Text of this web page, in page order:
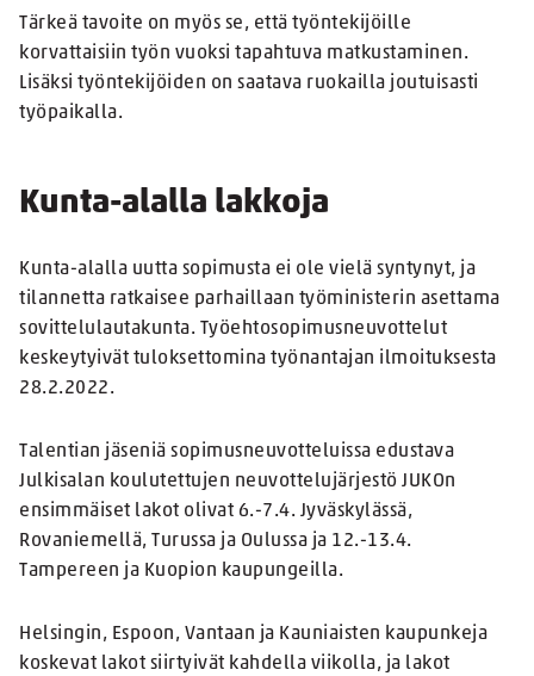
Tärkeä tavoite on myös se, että työntekijöille
korvattaisiin työn vuoksi tapahtuva matkustaminen.
Lisäksi työntekijöiden on saatava ruokailla joutuisasti
työpaikalla.
Kunta-alalla lakkoja
Kunta-alalla uutta sopimusta ei ole vielä syntynyt, ja
tilannetta ratkaisee parhaillaan työministerin asettama
sovittelulautakunta. Työehtosopimusneuvottelut
keskeytyivät tuloksettomina työnantajan ilmoituksesta
28.2.2022.
Talentian jäseniä sopimusneuvotteluissa edustava
Julkisalan koulutettujen neuvottelujärjestö JUKOn
ensimmäiset lakot olivat 6.-7.4. Jyväskylässä,
Rovaniemellä, Turussa ja Oulussa ja 12.-13.4.
Tampereen ja Kuopion kaupungeilla.
Helsingin, Espoon, Vantaan ja Kauniaisten kaupunkeja
koskevat lakot siirtyivät kahdella viikolla, ja lakot